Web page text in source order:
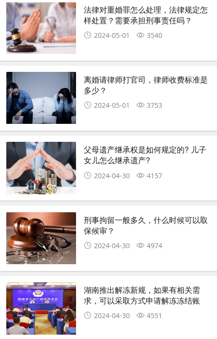
法律对重婚罪怎么处理，法律规定怎
样处置？需要承担刑事责任吗？
2024-05-01 3540
离婚请律师打官司，律师收费标准是
多少？
2024-05-01 3753
父母遗产继承权是如何规定的? 儿子
女儿怎么继承遗产?
2024-04-30 4157
刑事拘留一般多久，什么时候可以取
保候审？
2024-04-30 4974
湖南推出解冻新规，如果有相关需
求，可以采取方式申请解冻冻结账
户？2024-04-30 4551